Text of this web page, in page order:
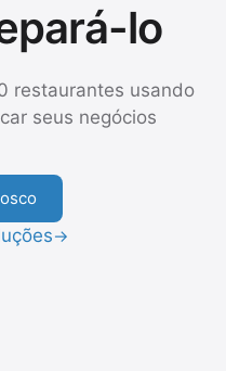
lo
restaurantes usando
seus negócios
→